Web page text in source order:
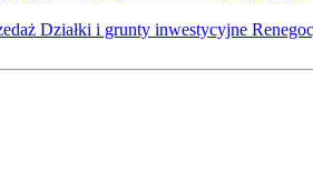
Działki i grunty inwestycyjne